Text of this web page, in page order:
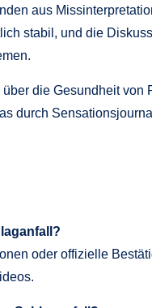
aus
stabil, und die
die Gesundheit
durch
oder offizielle